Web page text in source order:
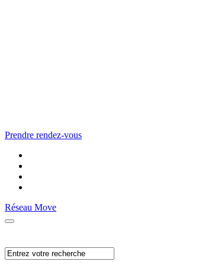
Prendre rendez-vous
Réseau Move